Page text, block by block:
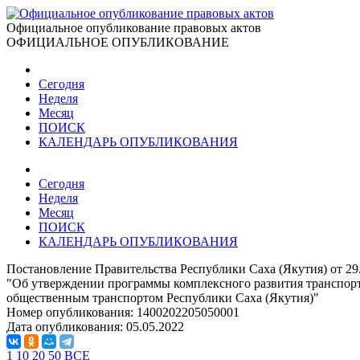
Официальное опубликование правовых актов
ОФИЦИАЛЬНОЕ ОПУБЛИКОВАНИЕ
Сегодня
Неделя
Месяц
ПОИСК
КАЛЕНДАРЬ ОПУБЛИКОВАНИЯ
Сегодня
Неделя
Месяц
ПОИСК
КАЛЕНДАРЬ ОПУБЛИКОВАНИЯ
Постановление Правительства Республики Саха (Якутия) от
"Об утверждении программы комплексного развития
общественным транспортом Республики Саха (Якутия)"
Номер опубликования: 1400202205050001
Дата опубликования: 05.05.2022
1 10 20 50 ВСЕ